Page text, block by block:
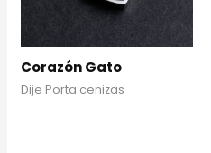
Corazón Gato
Dije Porta cenizas